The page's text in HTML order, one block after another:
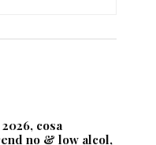
cosa
no & low alcol,